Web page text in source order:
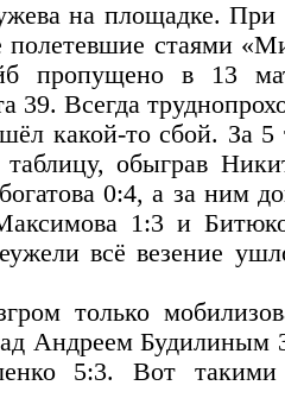
на площадке. При
стаями
пропущено в 13
39. Всегда
какой-то сбой. За 5
таблицу, обыграв
0:4, а за ним
1:3 и
всё везение
только
Андреем
5:3. Вот